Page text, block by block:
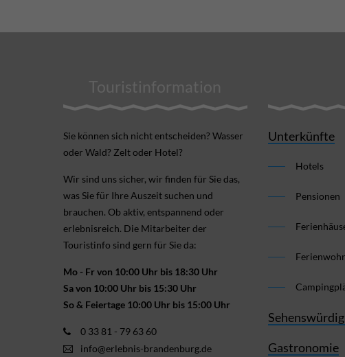
Touristinformation
Sie können sich nicht ent­scheiden? Wasser
oder Wald? Zelt oder Hotel?
Wir sind uns sicher, wir finden für Sie das,
was Sie für Ihre Aus­zeit suchen und
brauchen. Ob aktiv, ent­spannend oder
erlebnis­reich. Die Mitarbeiter der
Touristinfo sind gern für Sie da:
Mo - Fr von 10:00 Uhr bis 18:30 Uhr
Sa von 10:00 Uhr bis 15:30 Uhr
So & Feiertage 10:00 Uhr bis 15:00 Uhr
0 33 81 - 79 63 60
info@erlebnis-brandenburg.de
Unterkünfte
Hotels
Pensionen
Gastronomie